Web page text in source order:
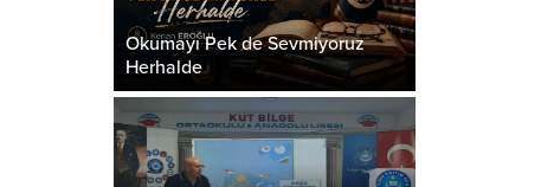
Okumayı Pek de Sevmiyoruz
Herhalde